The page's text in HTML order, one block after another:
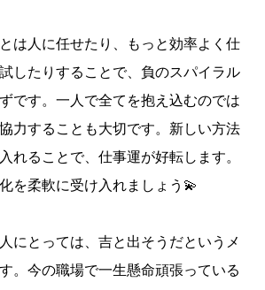
は人に任せたり、もっと効率よく仕
したりすることで、負のスパイラル
です。一人で全てを抱え込むのでは
力することも大切です。新しい方法
れることで、仕事運が好転します。
を柔軟に受け入れましょう💫
にとっては、吉と出そうだというメ
。今の職場で一生懸命頑張っている